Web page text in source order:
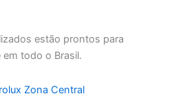
estão prontos para
todo o Brasil.
Zona Central